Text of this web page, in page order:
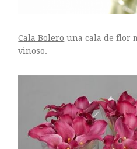
Cala Bolero una cala de flor
vinoso.